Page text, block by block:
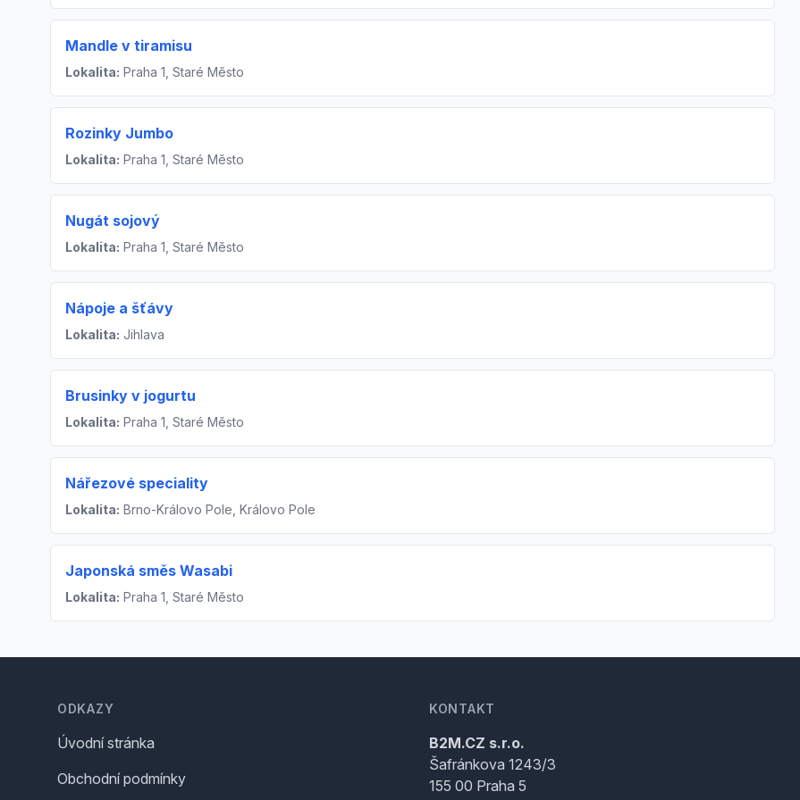
Mandle v tiramisu
Lokalita: Praha 1, Staré Město
Rozinky Jumbo
Lokalita: Praha 1, Staré Město
Nugát sojový
Lokalita: Praha 1, Staré Město
Nápoje a šťávy
Lokalita: Jihlava
Brusinky v jogurtu
Lokalita: Praha 1, Staré Město
Nářezové speciality
Lokalita: Brno-Královo Pole, Královo Pole
Japonská směs Wasabi
Lokalita: Praha 1, Staré Město
ODKAZY
Úvodní stránka
Obchodní podmínky
KONTAKT
B2M.CZ s.r.o.
Šafránkova 1243/3
155 00 Praha 5